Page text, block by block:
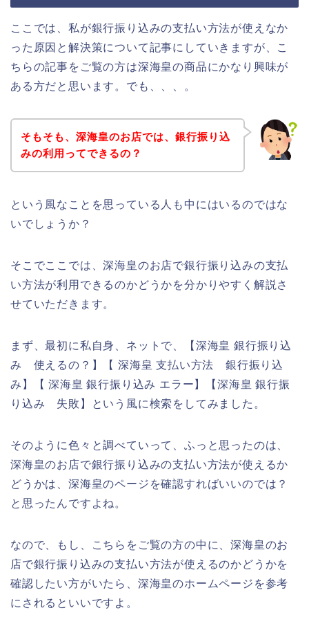
ここでは、私が銀行振り込みの支払い方法が使えなか
った原因と解決策について記事にしていきますが、こ
ちらの記事をご覧の方は深海皇の商品にかなり興味が
ある方だと思います。でも、、、。
そもそも、深海皇のお店では、銀行振り込
みの利用ってできるの？
という風なことを思っている人も中にはいるのではな
いでしょうか？
そこでここでは、深海皇のお店で銀行振り込みの支払
い方法が利用できるのかどうかを分かりやすく解説さ
せていただきます。
まず、最初に私自身、ネットで、【深海皇 銀行振り込
み 使えるの？】【 深海皇 支払い方法 銀行振り込
み】【 深海皇 銀行振り込み エラー】【深海皇 銀行振
り込み 失敗】という風に検索をしてみました。
そのように色々と調べていって、ふっと思ったのは、
深海皇のお店で銀行振り込みの支払い方法が使えるか
どうかは、深海皇のページを確認すればいいのでは？
と思ったんですよね。
なので、もし、こちらをご覧の方の中に、深海皇のお
店で銀行振り込みの支払い方法が使えるのかどうかを
確認したい方がいたら、深海皇のホームページを参考
にされるといいですよ。